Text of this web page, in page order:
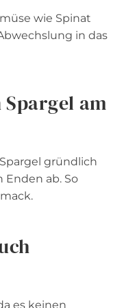
wie Spinat
in das
am
gründlich
Enden ab. So
es keinen